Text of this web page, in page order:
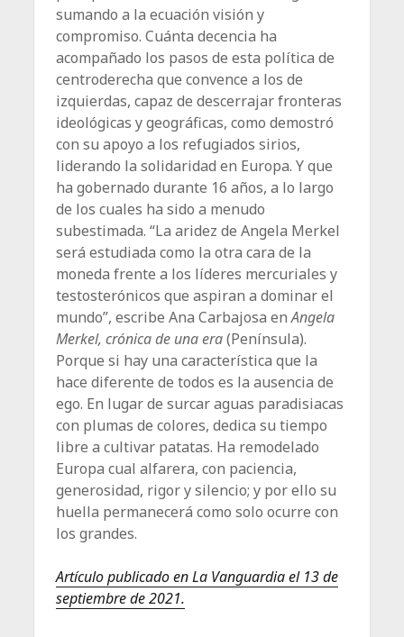
sumando a la ecuación visión y
compromiso. Cuánta decencia ha
acompañado los pasos de esta política de
centroderecha que convence a los de
izquierdas, capaz de descerrajar fronteras
ideológicas y geográficas, como demostró
con su apoyo a los refugiados sirios,
liderando la solidaridad en Europa. Y que
ha gobernado durante 16 años, a lo largo
de los cuales ha sido a menudo
subestimada. “La aridez de Angela Merkel
será estudiada como la otra cara de la
moneda frente a los líderes mercuriales y
testosterónicos que aspiran a dominar el
mundo”, escribe Ana Carbajosa enAngela
Merkel, crónica de una era(Península).
Porque si hay una característica que la
hace diferente de todos es la ausencia de
ego. En lugar de surcar aguas paradisiacas
con plumas de colores, dedica su tiempo
libre a cultivar patatas. Ha remodelado
Europa cual alfarera, con paciencia,
generosidad, rigor y silencio; y por ello su
huella permanecerá como solo ocurre con
los grandes.
Artículo publicado en La Vanguardia el 13 de
septiembre de 2021.